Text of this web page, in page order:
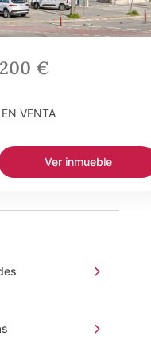
€
VENTA
Ver inmueble